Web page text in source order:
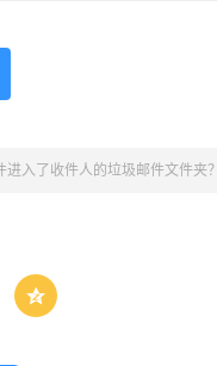
进入了收件人的垃圾邮件文件夹？
